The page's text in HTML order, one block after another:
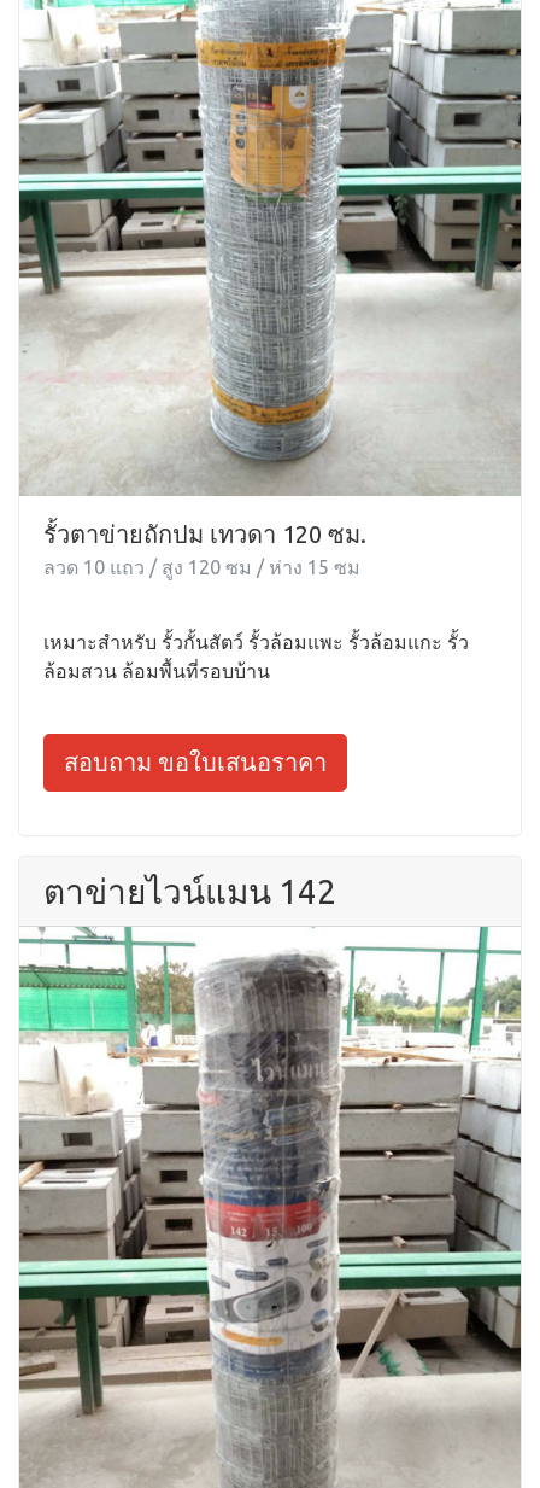
รั้วตาข่ายถักปม เทวดา 120 ซม.
ลวด 10 แถว / สูง 120 ซม / ห่าง 15 ซม
เหมาะสำหรับ รั้วกั้นสัตว์ รั้วล้อมแพะ รั้วล้อมแกะ รั้ว
ล้อมสวน ล้อมพื้นที่รอบบ้าน
สอบถาม ขอใบเสนอราคา
ตาข่ายไวน์แมน 142